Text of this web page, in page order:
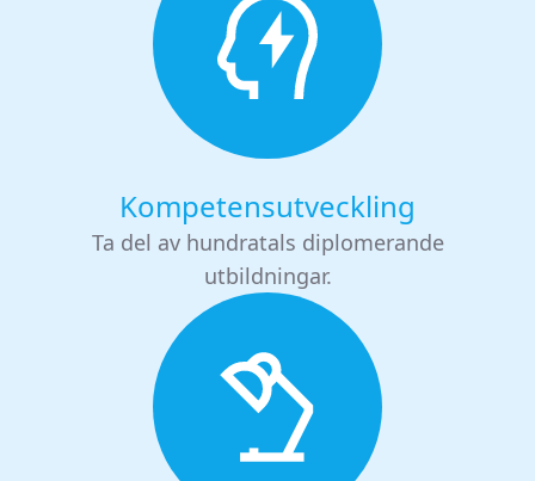
Kompetensutveckling
Ta del av hundratals diplomerande
utbildningar.